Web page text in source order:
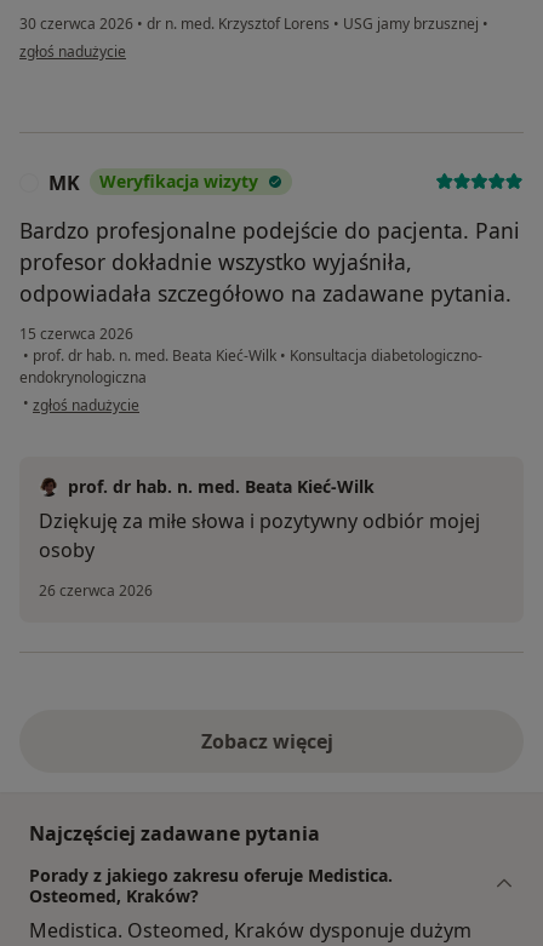
30 czerwca 2026 • dr n. med. Krzysztof Lorens • USG jamy brzusznej •
w opinii użytkownika Dominika
zgłoś nadużycie
MK Weryfikacja wizyty
Bardzo profesjonalne podejście do pacjenta. Pani
profesor dokładnie wszystko wyjaśniła,
odpowiadała szczegółowo na zadawane pytania.
15 czerwca 2026
• prof. dr hab. n. med. Beata Kieć-Wilk • Konsultacja diabetologiczno-
endokrynologiczna
• w opinii użytkownika MK
zgłoś nadużycie
prof. dr hab. n. med. Beata Kieć-Wilk
Dziękuję za miłe słowa i pozytywny odbiór mojej
osoby
26 czerwca 2026
Zobacz więcej
Najczęściej zadawane pytania
Porady z jakiego zakresu oferuje Medistica.
Osteomed, Kraków?
Medistica. Osteomed, Kraków dysponuje dużym